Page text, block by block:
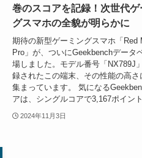
巻のスコアを記録！次世代ゲ
グスマホの全貌が明らかに
期待の新型ゲーミングスマホ「Red
Pro」が、ついにGeekbenchデータ
場しました。モデル番号「NX789J
録されたこの端末、その性能の高さ
集まっています。 気になる
アは、シングルコアで3,167ポイント
2024年11月3日